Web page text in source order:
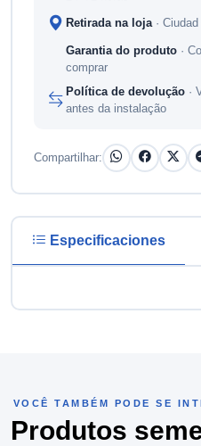
Retirada na loja ·
Garantia do produto ·
comprar
Política de devolução ·
antes da instalação
Compartilhar:
Especificaciones
VOCÊ TAMBÉM PODE SE
Produtos